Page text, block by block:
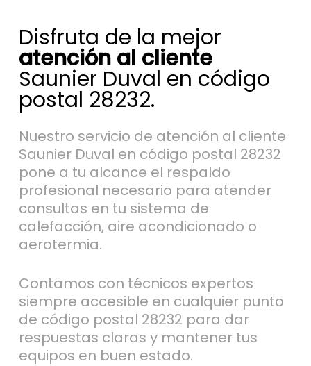
Disfruta de la mejor
atención al cliente
Saunier Duval en código
postal 28232.
Nuestro servicio de atención al cliente
Saunier Duval en código postal 28232
pone a tu alcance el respaldo
profesional necesario para atender
consultas en tu sistema de
calefacción, aire acondicionado o
aerotermia.
Contamos con técnicos expertos
siempre accesible en cualquier punto
de código postal 28232 para dar
respuestas claras y mantener tus
equipos en buen estado.